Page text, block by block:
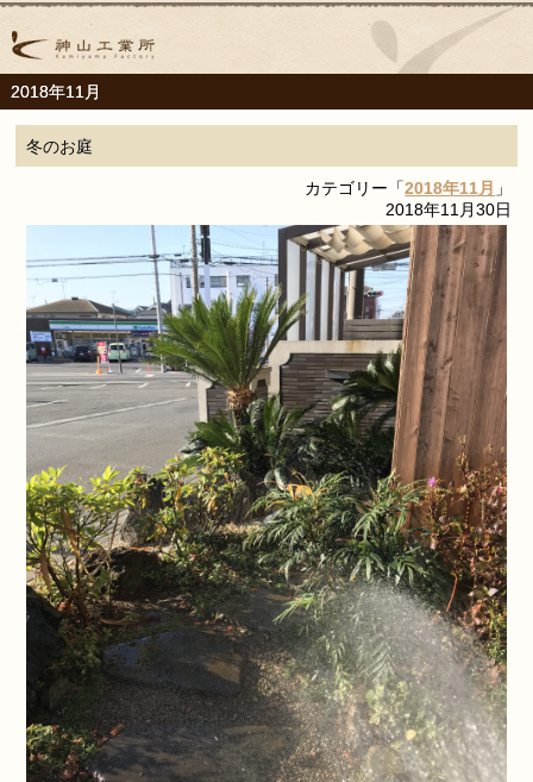
2018年11月
冬のお庭
カテゴリー「2018年11月 」
2018年11月30日